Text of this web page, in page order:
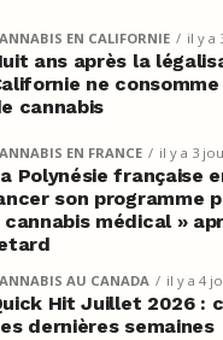
EN CALIFORNIE il y a
ans après la
ne
cannabis
EN FRANCE il y a 3
Polynésie française
son programme
cannabis médical »
AU CANADA il y a 4
Hit Juillet 2026 :
dernières semaines